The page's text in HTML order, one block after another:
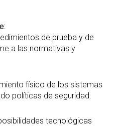
de prueba y de
a las normativas y
físico de los sistemas
políticas de seguridad.
tecnológicas